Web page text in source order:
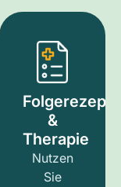
Folgerezept
&
Therapie
Nutzen
Sie